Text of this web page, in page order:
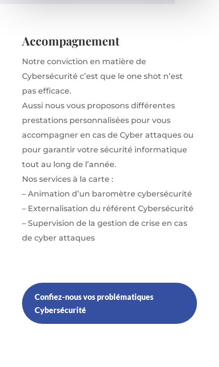
Accompagnement
Notre conviction en matière de
Cybersécurité c’est que le one shot n’est
pas efficace.
Aussi nous vous proposons différentes
prestations personnalisées pour vous
accompagner en cas de Cyber attaques ou
pour garantir votre sécurité informatique
tout au long de l’année.
Nos services à la carte :
– Animation d’un baromètre cybersécurité
– Externalisation du référent Cybersécurité
– Supervision de la gestion de crise en cas
de cyber attaques
Confiez-nous vos problématiques
Cybersécurité